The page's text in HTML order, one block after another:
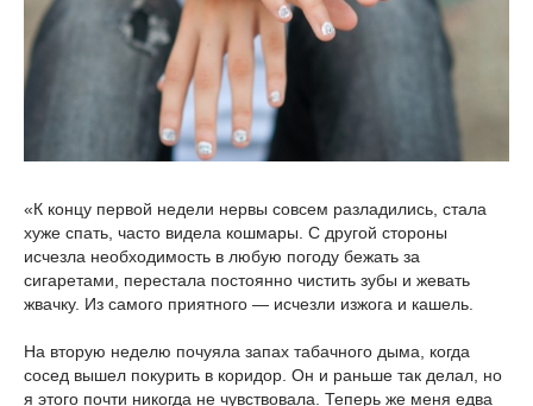
«К концу первой недели нервы совсем разладились, стала
хуже спать, часто видела кошмары. С другой стороны
исчезла необходимость в любую погоду бежать за
сигаретами, перестала постоянно чистить зубы и жевать
жвачку. Из самого приятного — исчезли изжога и кашель.
На вторую неделю почуяла запах табачного дыма, когда
сосед вышел покурить в коридор. Он и раньше так делал, но
я этого почти никогда не чувствовала. Теперь же меня едва